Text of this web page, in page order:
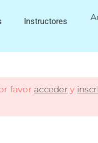
Instructores
favor acceder y